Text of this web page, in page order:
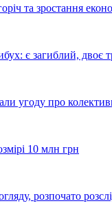
та зростання
є загиблий, двоє
угоду про
10 млн грн
розпочато